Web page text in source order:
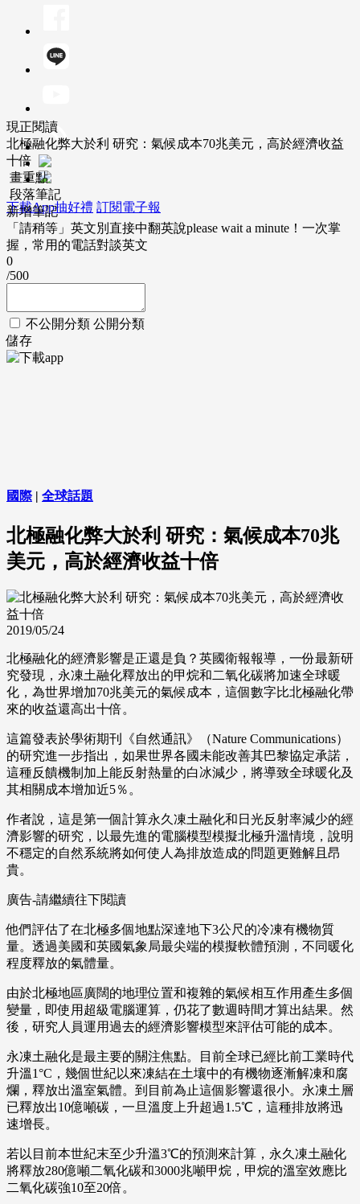
下載App抽好禮 訂閱電子報
現正閱讀
北極融化弊大於利 研究：氣候成本70兆美元，高於經濟收益
十倍
畫重點
段落筆記
新增筆記
「請稍等」英文別直接中翻英說please wait a minute！一次掌
握，常用的電話對談英文
0
/500
不公開分類 公開分類
儲存
國際| 全球話題
北極融化弊大於利 研究：氣候成本70兆
美元，高於經濟收益十倍
2019/05/24
北極融化的經濟影響是正還是負？英國衛報報導，一份最新研
究發現，永凍土融化釋放出的甲烷和二氧化碳將加速全球暖
化，為世界增加70兆美元的氣候成本，這個數字比北極融化帶
來的收益還高出十倍。
這篇發表於學術期刊《自然通訊》（Nature Communications）
的研究進一步指出，如果世界各國未能改善其巴黎協定承諾，
這種反饋機制加上能反射熱量的白冰減少，將導致全球暖化及
其相關成本增加近5％。
作者說，這是第一個計算永久凍土融化和日光反射率減少的經
濟影響的研究，以最先進的電腦模型模擬北極升溫情境，說明
不穩定的自然系統將如何使人為排放造成的問題更難解且昂
貴。
廣告-請繼續往下閱讀
他們評估了在北極多個地點深達地下3公尺的冷凍有機物質
量。透過美國和英國氣象局最尖端的模擬軟體預測，不同暖化
程度釋放的氣體量。
由於北極地區廣闊的地理位置和複雜的氣候相互作用產生多個
變量，即使用超級電腦運算，仍花了數週時間才算出結果。然
後，研究人員運用過去的經濟影響模型來評估可能的成本。
永凍土融化是最主要的關注焦點。目前全球已經比前工業時代
升溫1°C，幾個世紀以來凍結在土壤中的有機物逐漸解凍和腐
爛，釋放出溫室氣體。到目前為止這個影響還很小。永凍土層
已釋放出10億噸碳，一旦溫度上升超過1.5℃，這種排放將迅
速增長。
若以目前本世紀末至少升溫3℃的預測來計算，永久凍土融化
將釋放280億噸二氧化碳和3000兆噸甲烷，甲烷的溫室效應比
二氧化碳強10至20倍。